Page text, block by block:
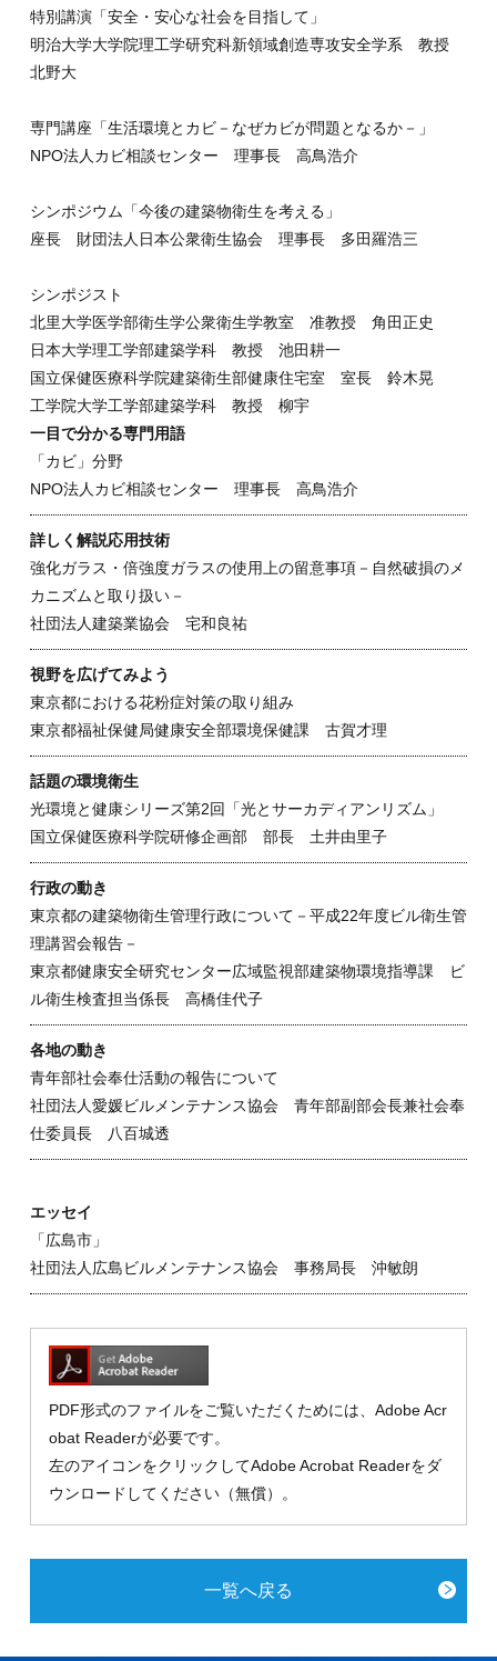
特別講演「安全・安心な社会を目指して」
明治大学大学院理工学研究科新領域創造専攻安全学系 教授
北野大
専門講座「生活環境とカビ－なぜカビが問題となるか－」
NPO法人カビ相談センター 理事長 高鳥浩介
シンポジウム「今後の建築物衛生を考える」
座長 財団法人日本公衆衛生協会 理事長 多田羅浩三
シンポジスト
北里大学医学部衛生学公衆衛生学教室 准教授 角田正史
日本大学理工学部建築学科 教授 池田耕一
国立保健医療科学院建築衛生部健康住宅室 室長 鈴木晃
工学院大学工学部建築学科 教授 柳宇
一目で分かる専門用語
「カビ」分野
NPO法人カビ相談センター 理事長 高鳥浩介
詳しく解説応用技術
強化ガラス・倍強度ガラスの使用上の留意事項－自然破損のメ
カニズムと取り扱い－
社団法人建築業協会 宅和良祐
視野を広げてみよう
東京都における花粉症対策の取り組み
東京都福祉保健局健康安全部環境保健課 古賀才理
話題の環境衛生
光環境と健康シリーズ第2回「光とサーカディアンリズム」
国立保健医療科学院研修企画部 部長 土井由里子
行政の動き
東京都の建築物衛生管理行政について－平成22年度ビル衛生管
理講習会報告－
東京都健康安全研究センター広域監視部建築物環境指導課 ビ
ル衛生検査担当係長 高橋佳代子
各地の動き
青年部社会奉仕活動の報告について
社団法人愛媛ビルメンテナンス協会 青年部副部会長兼社会奉
仕委員長 八百城透
エッセイ
「広島市」
社団法人広島ビルメンテナンス協会 事務局長 沖敏朗
PDF形式のファイルをご覧いただくためには、Adobe Acr
obat Readerが必要です。
左のアイコンをクリックしてAdobe Acrobat Readerをダ
ウンロードしてください（無償）。
一覧へ戻る